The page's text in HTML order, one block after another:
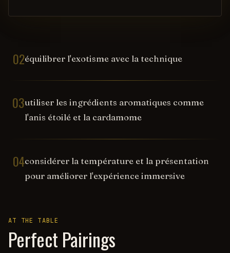
02équilibrer l'exotisme avec la technique
03utiliser les ingrédients aromatiques comme
l'anis étoilé et la cardamome
04considérer la température et la présentation
pour améliorer l'expérience immersive
AT THE TABLE
Perfect Pairings